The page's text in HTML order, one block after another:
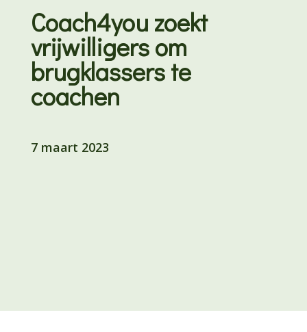
Coach4you zoekt
vrijwilligers om
brugklassers te
coachen
7 maart 2023